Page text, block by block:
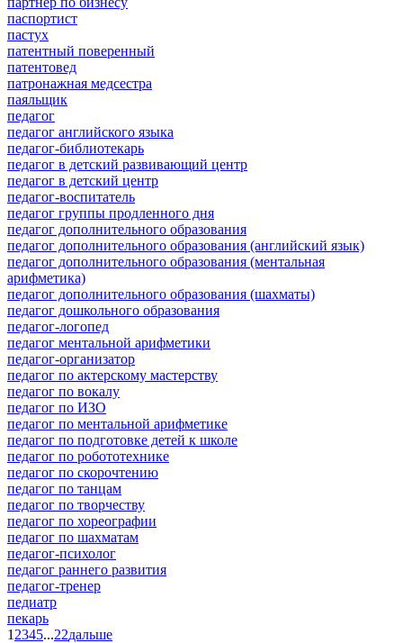
паспортист
пастух
патентный поверенный
патентовед
патронажная медсестра
паяльщик
педагог
педагог английского языка
педагог-библиотекарь
педагог в детский развивающий центр
педагог в детский центр
педагог-воспитатель
педагог группы продленного дня
педагог дополнительного образования
педагог дополнительного образования (английский язык)
педагог дополнительного образования (ментальная
арифметика)
педагог дополнительного образования (шахматы)
педагог дошкольного образования
педагог-логопед
педагог ментальной арифметики
педагог-организатор
педагог по актерскому мастерству
педагог по вокалу
педагог по ИЗО
педагог по ментальной арифметике
педагог по подготовке детей к школе
педагог по робототехнике
педагог по скорочтению
педагог по танцам
педагог по творчеству
педагог по хореографии
педагог по шахматам
педагог-психолог
педагог раннего развития
педагог-тренер
педиатр
пекарь
1 2345...22дальше